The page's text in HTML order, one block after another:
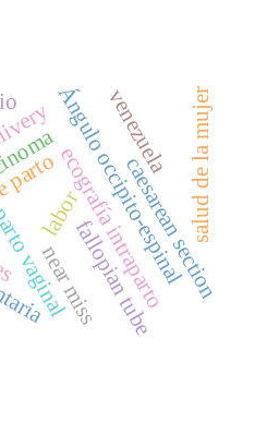
ecografía intraparto
Ángulo occipito-espinal
vaginal
labor caesarean section
fallopian tube
venezuela salud de la mujer
near miss